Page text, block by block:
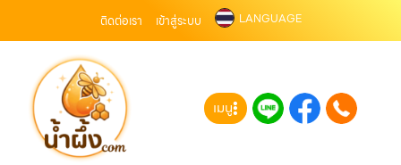
ติดต่อเรา เข้าสู่ระบบ LANGUAGE
เมนู